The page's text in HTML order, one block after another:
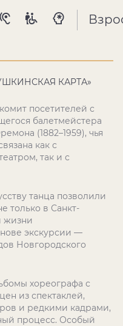
КАРТА»
посетителей с
балетмейстера
(1882–1959), чья
как с
так и с
танца позволили
только в Санкт-
жизни
экскурсии —
Новгородского
хореографа с
из спектаклей,
и редкими кадрами,
процесс. Особый